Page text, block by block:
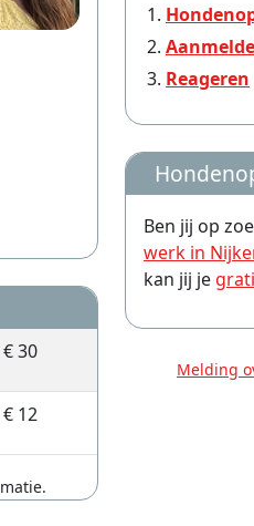
€ 30
€ 12
Reageren
Ben jij op
werk in
kan jij je
Melding